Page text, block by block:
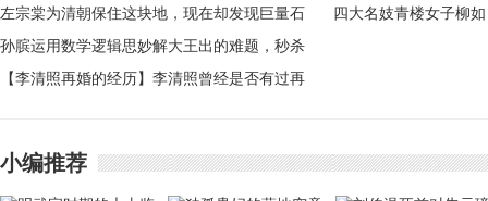
主？事实真相让人惊奇！
左宗棠为清朝保住这块地，现在却发现巨量石
油
孙膑运用数学逻辑思妙解大王出的难题，秒杀
庞涓的计策
【李清照再婚的经历】李清照曾经是否有过再
四大名妓青楼女子柳如
小编推荐